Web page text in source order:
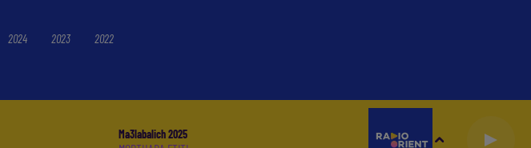
Ma3labalich 2025
2024 2023 2022